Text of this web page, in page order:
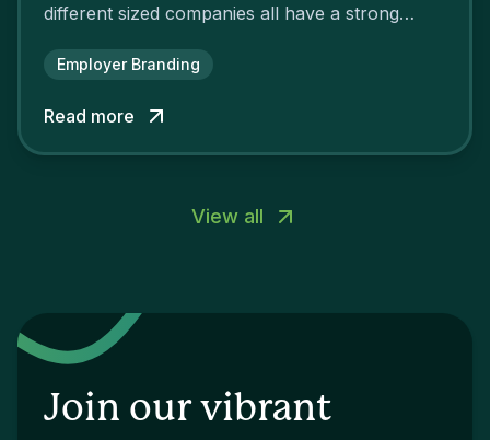
different sized companies all have a strong
attractiveness and loyalty and makes their
Employer Branding
Read more
View all
Join our vibrant